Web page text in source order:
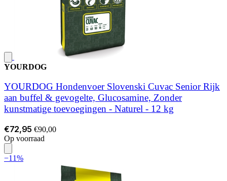
YOURDOG
YOURDOG Hondenvoer Slovenski Cuvac Senior Rijk
aan buffel & gevogelte, Glucosamine, Zonder
kunstmatige toevoegingen - Naturel - 12 kg
€72,95 €90,00
Op voorraad
−11%